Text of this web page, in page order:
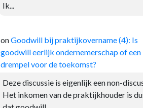
Ik...
onGoodwill bij praktijkovername (4): Is
goodwill eerlijk ondernemerschap of een
drempel voor de toekomst?
Deze discussie is eigenlijk een non-
Het inkomen van de praktijkhouder is